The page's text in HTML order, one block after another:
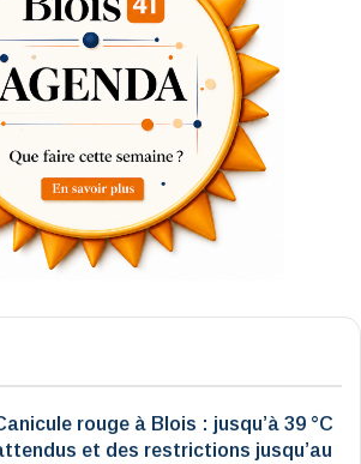
rouge à Blois : jusqu’à 39 °C
et des restrictions jusqu’au